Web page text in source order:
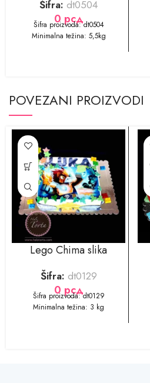
Šifra: dt0504
0 рсд
Šifra proizvoda: dt0504
Minimalna težina: 5,5kg
POVEZANI PROIZVODI
Lego Chima slika
Šifra: dt0129
0 рсд
Šifra proizvoda: dt0129
Minimalna težina: 3 kg